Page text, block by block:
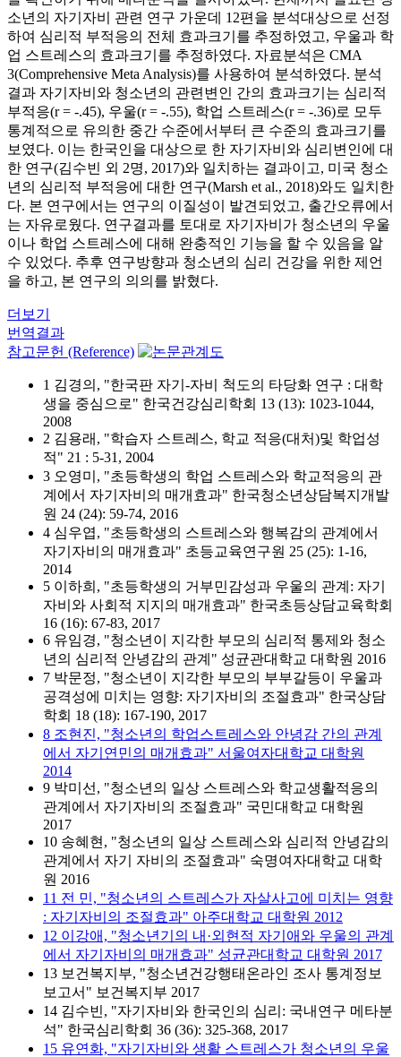
소년의 자기자비 관련 연구 가운데 12편을 분석대상으로 선정
하여 심리적 부적응의 전체 효과크기를 추정하였고, 우울과 학
업 스트레스의 효과크기를 추정하였다. 자료분석은 CMA
3(Comprehensive Meta Analysis)를 사용하여 분석하였다. 분석
결과 자기자비와 청소년의 관련변인 간의 효과크기는 심리적
부적응(r = -.45), 우울(r = -.55), 학업 스트레스(r = -.36)로 모두
통계적으로 유의한 중간 수준에서부터 큰 수준의 효과크기를
보였다. 이는 한국인을 대상으로 한 자기자비와 심리변인에 대
한 연구(김수빈 외 2명, 2017)와 일치하는 결과이고, 미국 청소
년의 심리적 부적응에 대한 연구(Marsh et al., 2018)와도 일치한
다. 본 연구에서는 연구의 이질성이 발견되었고, 출간오류에서
는 자유로웠다. 연구결과를 토대로 자기자비가 청소년의 우울
이나 학업 스트레스에 대해 완충적인 기능을 할 수 있음을 알
수 있었다. 추후 연구방향과 청소년의 심리 건강을 위한 제언
을 하고, 본 연구의 의의를 밝혔다.
더보기
번역결과
참고문헌 (Reference)
1 김경의, "한국판 자기-자비 척도의 타당화 연구 : 대학
생을 중심으로" 한국건강심리학회 13 (13): 1023-1044,
2008
2 김용래, "학습자 스트레스, 학교 적응(대처)및 학업성
적" 21 : 5-31, 2004
3 오영미, "초등학생의 학업 스트레스와 학교적응의 관
계에서 자기자비의 매개효과" 한국청소년상담복지개발
원 24 (24): 59-74, 2016
4 심우엽, "초등학생의 스트레스와 행복감의 관계에서
자기자비의 매개효과" 초등교육연구원 25 (25): 1-16,
2014
5 이하희, "초등학생의 거부민감성과 우울의 관계: 자기
자비와 사회적 지지의 매개효과" 한국초등상담교육학회
16 (16): 67-83, 2017
6 유임경, "청소년이 지각한 부모의 심리적 통제와 청소
년의 심리적 안녕감의 관계" 성균관대학교 대학원 2016
7 박문정, "청소년이 지각한 부모의 부부갈등이 우울과
공격성에 미치는 영향: 자기자비의 조절효과" 한국상담
학회 18 (18): 167-190, 2017
8 조현진, "청소년의 학업스트레스와 안녕감 간의 관계
에서 자기연민의 매개효과" 서울여자대학교 대학원
2014
9 박미선, "청소년의 일상 스트레스와 학교생활적응의
관계에서 자기자비의 조절효과" 국민대학교 대학원
2017
10 송혜현, "청소년의 일상 스트레스와 심리적 안녕감의
관계에서 자기 자비의 조절효과" 숙명여자대학교 대학
원 2016
11 전 민, "청소년의 스트레스가 자살사고에 미치는 영향
: 자기자비의 조절효과" 아주대학교 대학원 2012
12 이강애, "청소년기의 내·외현적 자기애와 우울의 관계
에서 자기자비의 매개효과" 성균관대학교 대학원 2017
13 보건복지부, "청소년건강행태온라인 조사 통계정보
보고서" 보건복지부 2017
14 김수빈, "자기자비와 한국인의 심리: 국내연구 메타분
석" 한국심리학회 36 (36): 325-368, 2017
15 유연화, "자기자비와 생활 스트레스가 청소년의 우울